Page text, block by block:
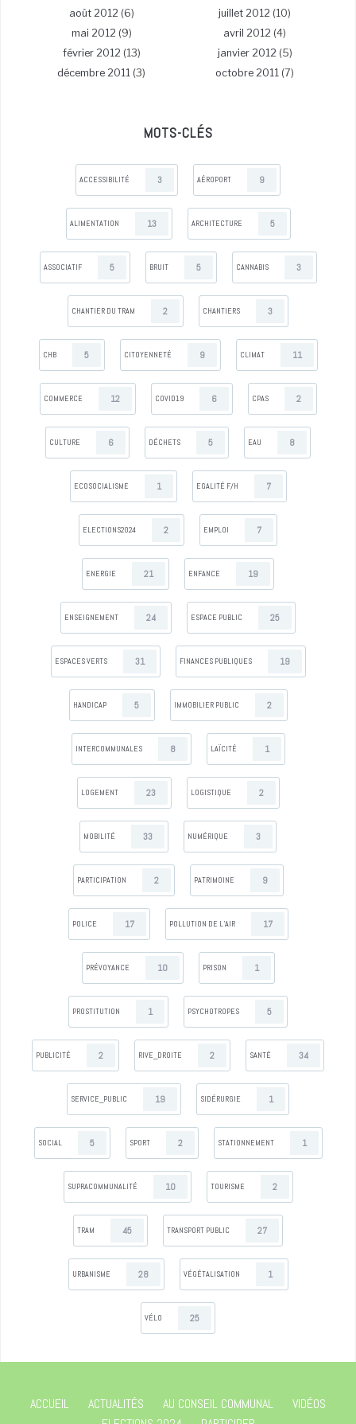
août 2012 (6) juillet 2012 (10)
mai 2012 (9) avril 2012 (4)
février 2012 (13) janvier 2012 (5)
décembre 2011 (3) octobre 2011 (7)
MOTS-CLÉS
ACCESSIBILITÉ 3 AÉROPORT 9
ALIMENTATION 13 ARCHITECTURE 5
ASSOCIATIF 5 BRUIT 5 CANNABIS 3
CHANTIER DU TRAM 2 CHANTIERS 3
CHB 5 CITOYENNETÉ 9 CLIMAT 11
COMMERCE 12 COVID19 6 CPAS 2
CULTURE 6 DÉCHETS 5 EAU 8
ECOSOCIALISME 1 EGALITÉ F/H 7
ELECTIONS2024 2 EMPLOI 7
ENERGIE 21 ENFANCE 19
ENSEIGNEMENT 24 ESPACE PUBLIC 25
ESPACES VERTS 31 FINANCES PUBLIQUES 19
HANDICAP 5 IMMOBILIER PUBLIC 2
INTERCOMMUNALES 8 LAÏCITÉ 1
LOGEMENT 23 LOGISTIQUE 2
MOBILITÉ 33 NUMÉRIQUE 3
PARTICIPATION 2 PATRIMOINE 9
POLICE 17 POLLUTION DE L’AIR 17
PRÉVOYANCE 10 PRISON 1
PROSTITUTION 1 PSYCHOTROPES 5
PUBLICITÉ 2 RIVE_DROITE 2 SANTÉ 34
SERVICE_PUBLIC 19 SIDÉRURGIE 1
SOCIAL 5 SPORT 2 STATIONNEMENT 1
SUPRACOMMUNALITÉ 10 TOURISME 2
TRAM 45 TRANSPORT PUBLIC 27
URBANISME 28 VÉGÉTALISATION 1
VÉLO 25
ACCUEIL ACTUALITÉS AU CONSEIL COMMUNAL
VIDÉOS